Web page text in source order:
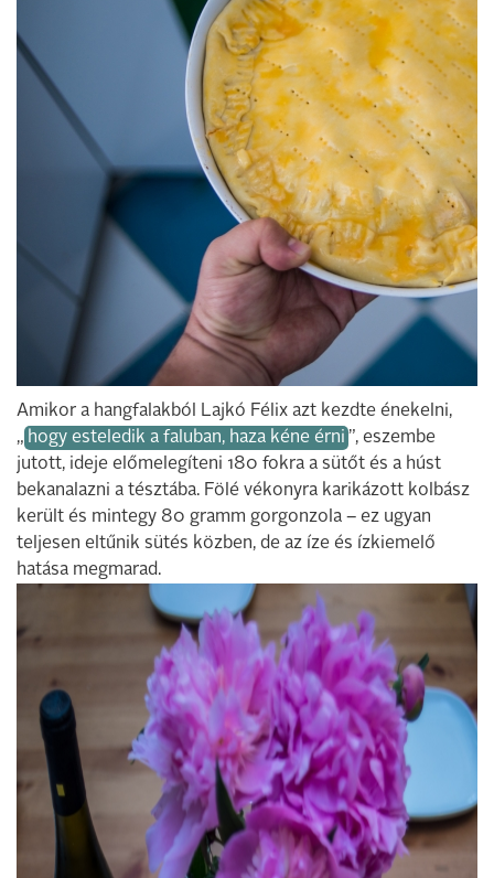
Amikor a hangfalakból Lajkó Félix azt kezdte énekelni,
„ hogy esteledik a faluban, haza kéne érni ”, eszembe
jutott, ideje előmelegíteni 180 fokra a sütőt és a húst
bekanalazni a tésztába. Fölé vékonyra karikázott kolbász
került és mintegy 80 gramm gorgonzola – ez ugyan
teljesen eltűnik sütés közben, de az íze és ízkiemelő
hatása megmarad.